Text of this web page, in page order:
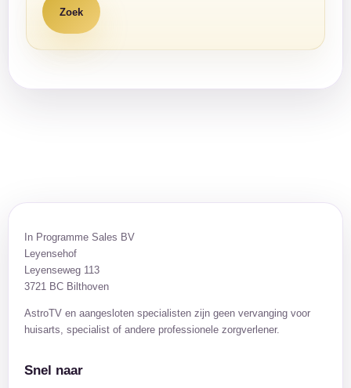
In Programme Sales BV
Leyensehof
Leyenseweg 113
3721 BC Bilthoven
AstroTV en aangesloten specialisten zijn geen vervanging voor
huisarts, specialist of andere professionele zorgverlener.
Snel naar